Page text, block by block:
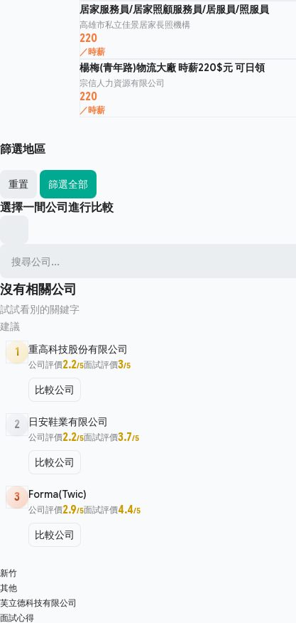
居家服務員/居家照顧服務員/居服員/照服員
高雄市私立佳景居家長照機構
220
／時薪
楊梅(青年路)物流大廠 時薪220$元 可日領
宗信人力資源有限公司
220
／時薪
篩選地區
重置 篩選全部
選擇一間公司進行比較
沒有相關公司
試試看別的關鍵字
建議
1 重高科技股份有限公司
公司評價2.2/5面試評價3/5
比較公司
2 日安鞋業有限公司
公司評價2.2/5面試評價3.7/5
比較公司
3 Forma(Twic)
公司評價2.9/5面試評價4.4/5
比較公司
新竹
其他
芙立德科技有限公司
面試心得